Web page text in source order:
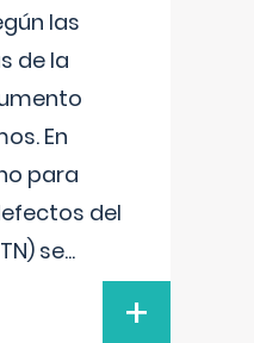
las
de la
En
para
del
se...
+